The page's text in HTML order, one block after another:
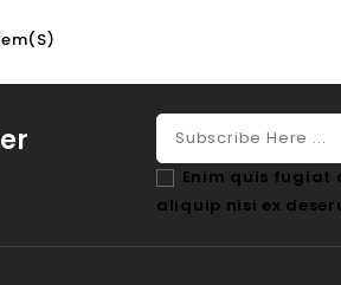
Enim quis fugiat
aliquip nisi ex